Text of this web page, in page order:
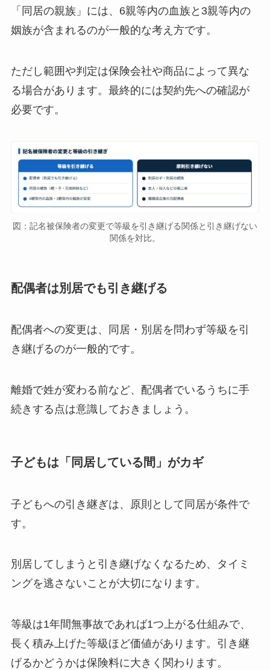
「同居の親族」には、6親等内の血族と3親等内の
姻族が含まれるのが一般的な考え方です。
ただし範囲や判定は保険会社や商品によって異な
る場合があります。最終的には契約先への確認が
必要です。
図：記名被保険者の変更で等級を引き継げる関係と引き継げない
関係を対比。
配偶者は別居でも引き継げる
配偶者への変更は、同居・別居を問わず等級を引
き継げるのが一般的です。
離婚で姓が変わる前など、配偶者でいるうちに手
続きする点は意識しておきましょう。
子どもは「同居している間」がカギ
子どもへの引き継ぎは、原則として同居が条件で
す。
別居してしまうと引き継げなくなるため、タイミ
ングを逃さないことが大切になります。
等級は1年間無事故であれば1つ上がる仕組みで、
長く積み上げた等級ほど価値があります。引き継
げるかどうかは保険料に大きく関わります。